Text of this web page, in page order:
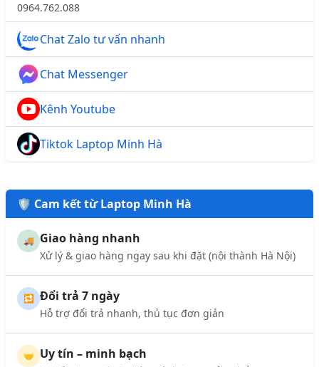
0964.762.088
Chat Zalo tư vấn nhanh
Chat Messenger
Kênh Youtube
Tiktok Laptop Minh Hà
🛡️ Cam kết từ Laptop Minh Hà
🚚 Giao hàng nhanh
Xử lý & giao hàng ngay sau khi đặt (nội thành Hà Nội)
🔁 Đổi trả 7 ngày
Hỗ trợ đổi trả nhanh, thủ tục đơn giản
🤝 Uy tín – minh bạch